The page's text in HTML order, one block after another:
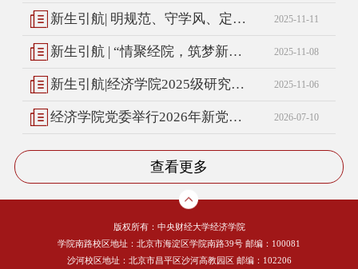
新生引航| 明规范、守学风、定方向，经济学院2025级研究生制度解读专场讲座顺利开展 2025-11-11
新生引航 | “情聚经院，筑梦新程”—经济学院研究生新生破冰团建活动圆满举行 2025-11-08
新生引航|经济学院2025级研究生新生安全教育专题讲座顺利召开 2025-11-06
经济学院党委举行2026年新党员入党仪式 2026-07-10
查看更多
版权所有：中央财经大学经济学院
学院南路校区地址：北京市海淀区学院南路39号 邮编：100081
沙河校区地址：北京市昌平区沙河高教园区 邮编：102206